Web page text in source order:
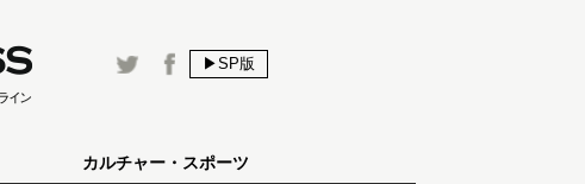
▶SP版
カルチャー・スポーツ